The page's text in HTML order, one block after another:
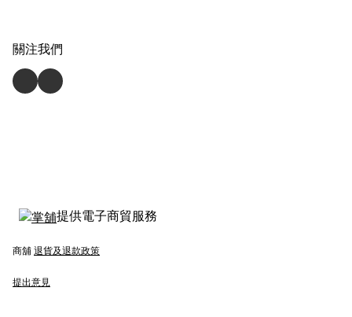
關注我們
提供電子商貿服務
商舖 退貨及退款政策
提出意見